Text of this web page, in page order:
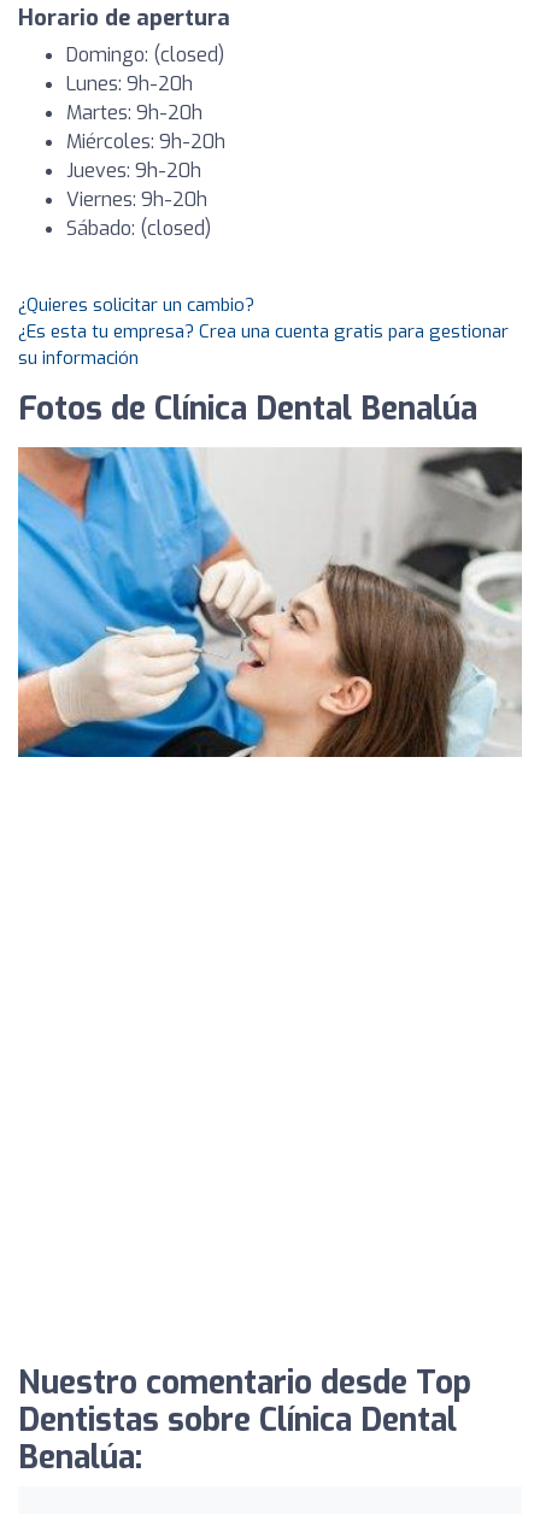
Horario de apertura
Domingo: (closed)
Lunes: 9h-20h
Martes: 9h-20h
Miércoles: 9h-20h
Jueves: 9h-20h
Viernes: 9h-20h
Sábado: (closed)
¿Quieres solicitar un cambio?
¿Es esta tu empresa? Crea una cuenta gratis para gestionar
su información
Fotos de Clínica Dental Benalúa
Nuestro comentario desde Top
Dentistas sobre Clínica Dental
Benalúa: